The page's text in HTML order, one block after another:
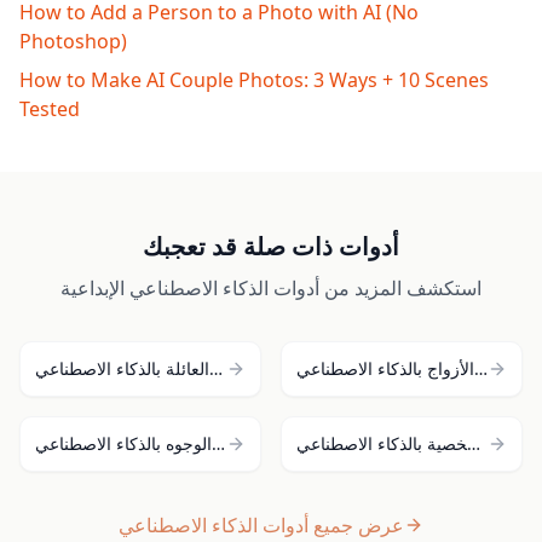
How to Add a Person to a Photo with AI (No
Photoshop)
How to Make AI Couple Photos: 3 Ways + 10 Scenes
Tested
أدوات ذات صلة قد تعجبك
استكشف المزيد من أدوات الذكاء الاصطناعي الإبداعية
مولد صور العائلة بالذكاء الاصطناعي صانع صور الأزواج بالذكاء الاصطناعي
تبديل الوجوه بالذكاء الاصطناعي مولد صور شخصية بالذكاء الاصطناعي
عرض جميع أدوات الذكاء الاصطناعي